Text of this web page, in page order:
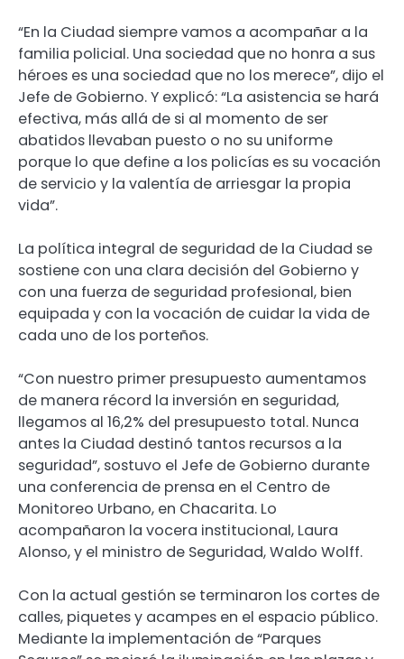
“En la Ciudad siempre vamos a acompañar a la
familia policial. Una sociedad que no honra a sus
héroes es una sociedad que no los merece”, dijo el
Jefe de Gobierno. Y explicó: “La asistencia se hará
efectiva, más allá de si al momento de ser
abatidos llevaban puesto o no su uniforme
porque lo que define a los policías es su vocación
de servicio y la valentía de arriesgar la propia
vida”.
La política integral de seguridad de la Ciudad se
sostiene con una clara decisión del Gobierno y
con una fuerza de seguridad profesional, bien
equipada y con la vocación de cuidar la vida de
cada uno de los porteños.
“Con nuestro primer presupuesto aumentamos
de manera récord la inversión en seguridad,
llegamos al 16,2% del presupuesto total. Nunca
antes la Ciudad destinó tantos recursos a la
seguridad”, sostuvo el Jefe de Gobierno durante
una conferencia de prensa en el Centro de
Monitoreo Urbano, en Chacarita. Lo
acompañaron la vocera institucional, Laura
Alonso, y el ministro de Seguridad, Waldo Wolff.
Con la actual gestión se terminaron los cortes de
calles, piquetes y acampes en el espacio público.
Mediante la implementación de “Parques